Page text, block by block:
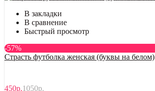
В закладки
В сравнение
Быстрый просмотр
-57%
Страсть футболка женская (буквы на белом)
450р.1050р.